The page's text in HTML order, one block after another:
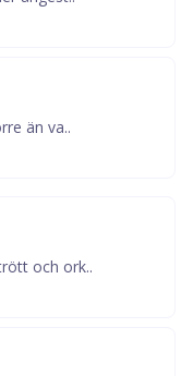
än va..
och ork..